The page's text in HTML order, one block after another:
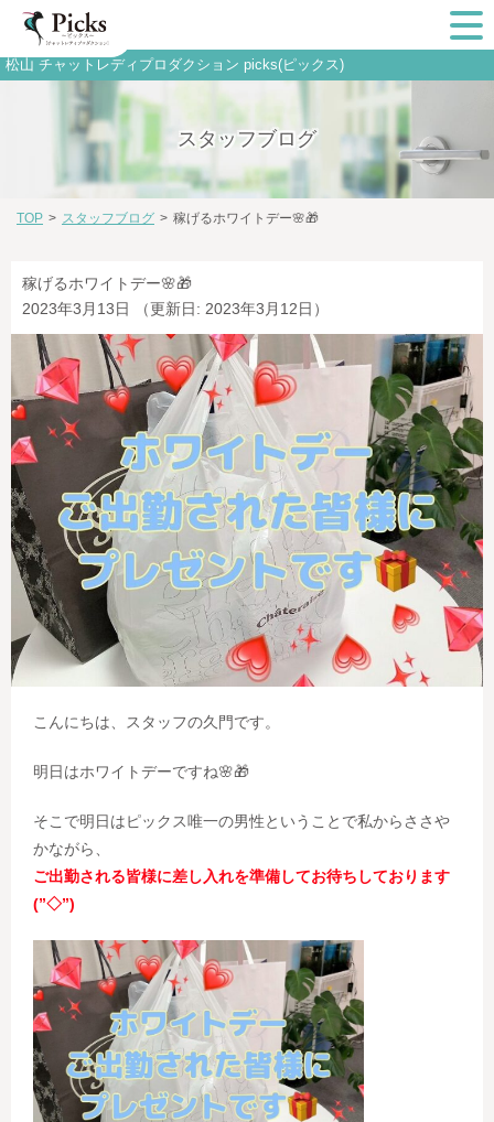
松山 チャットレディプロダクション picks(ピックス)
スタッフブログ
TOP > スタッフブログ > 稼げるホワイトデー🌸🎁
稼げるホワイトデー🌸🎁
2023年3月13日
（更新日: 2023年3月12日）
こんにちは、スタッフの久門です。
明日はホワイトデーですね🌸🎁
そこで明日はピックス唯一の男性ということで私からささや
かながら、
ご出勤される皆様に差し入れを準備してお待ちしております
(”◇”)ゞ